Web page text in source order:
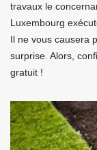
travaux le
Luxembourg
Il ne vous causera
surprise. Alors,
gratuit !